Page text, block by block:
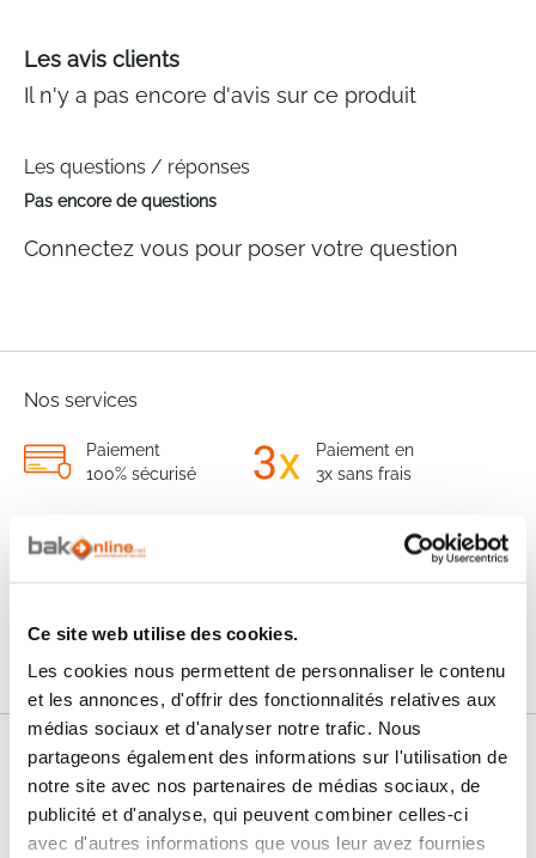
Ce site web utilise des cookies.
Les cookies nous permettent de personnaliser le contenu
et les annonces, d'offrir des fonctionnalités relatives aux
médias sociaux et d'analyser notre trafic. Nous
partageons également des informations sur l'utilisation de
notre site avec nos partenaires de médias sociaux, de
publicité et d'analyse, qui peuvent combiner celles-ci
avec d'autres informations que vous leur avez fournies
Les avis clients
Il n'y a pas encore d'avis sur ce produit
Les questions / réponses
Pas encore de questions
Connectez vous pour poser votre question
Nos services
Paiement
100% sécurisé
Paiement en
3x sans frais
24/72H
SAV & Retours
Garanties
Nos conseils
FAQ